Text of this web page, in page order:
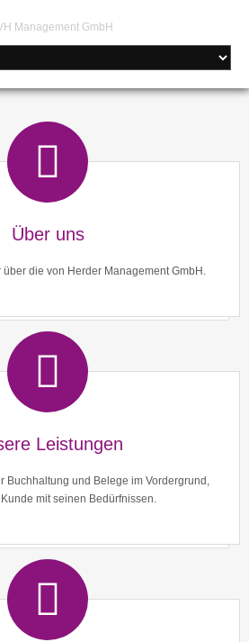
Über uns
über die von Herder Management GmbH.
Leistungen
Buchhaltung und Belege im Vordergrund,
mit seinen Bedürfnissen.